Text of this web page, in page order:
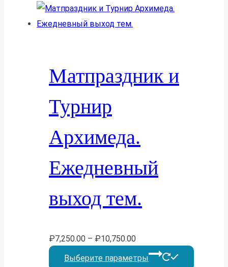
Матпраздник и
Турнир
Архимеда.
Ежедневный
выход тем.
₽7,250.00 – ₽10,750.00
Выберите параметры